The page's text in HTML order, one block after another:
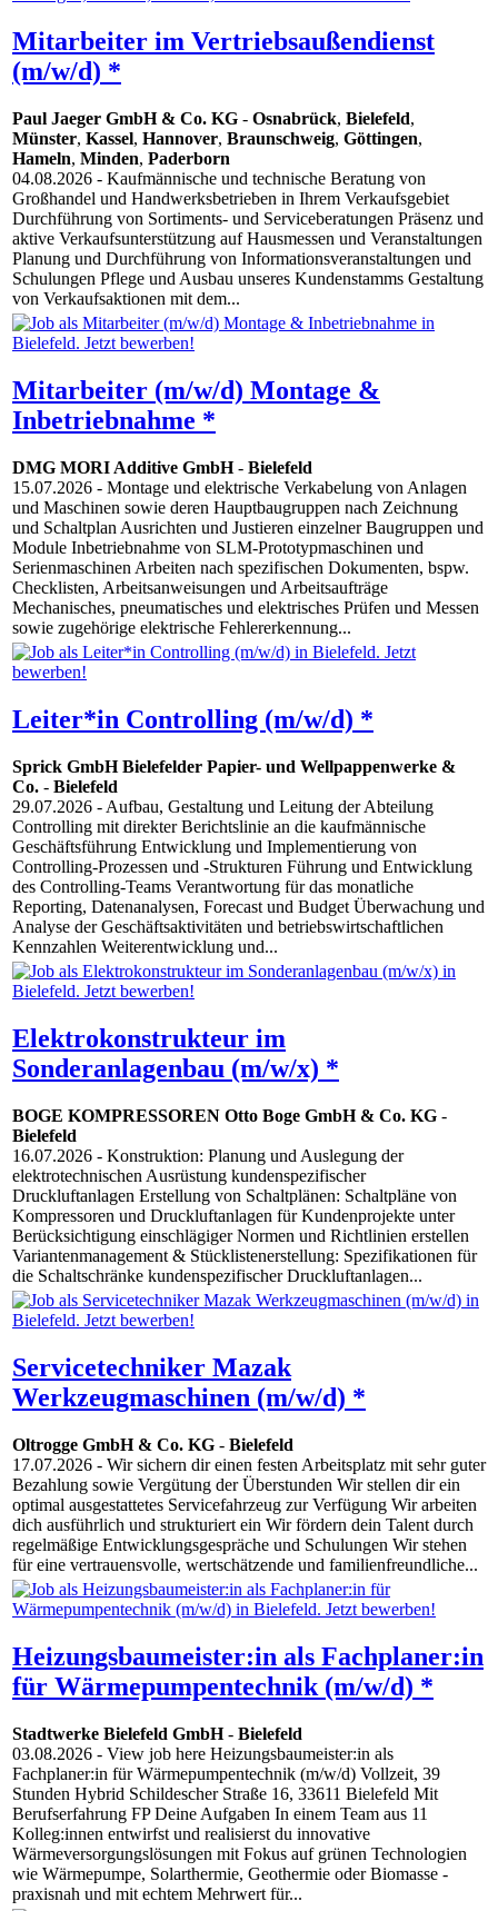
Mitarbeiter im Vertriebsaußendienst
(m/w/d) *
Paul Jaeger GmbH & Co. KG - Osnabrück, Bielefeld,
Münster, Kassel, Hannover, Braunschweig, Göttingen,
Hameln, Minden, Paderborn
04.08.2026 - Kaufmännische und technische Beratung von
Großhandel und Handwerksbetrieben in Ihrem Verkaufsgebiet
Durchführung von Sortiments- und Serviceberatungen Präsenz und
aktive Verkaufsunterstützung auf Hausmessen und Veranstaltungen
Planung und Durchführung von Informationsveranstaltungen und
Schulungen Pflege und Ausbau unseres Kundenstamms Gestaltung
von Verkaufsaktionen mit dem...
Mitarbeiter (m/w/d) Montage &
Inbetriebnahme *
DMG MORI Additive GmbH- Bielefeld
15.07.2026 - Montage und elektrische Verkabelung von Anlagen
und Maschinen sowie deren Hauptbaugruppen nach Zeichnung
und Schaltplan Ausrichten und Justieren einzelner Baugruppen und
Module Inbetriebnahme von SLM-Prototypmaschinen und
Serienmaschinen Arbeiten nach spezifischen Dokumenten, bspw.
Checklisten, Arbeitsanweisungen und Arbeitsaufträge
Mechanisches, pneumatisches und elektrisches Prüfen und Messen
sowie zugehörige elektrische Fehlererkennung...
Leiter*in Controlling (m/w/d) *
Sprick GmbH Bielefelder Papier- und Wellpappenwerke &
Co. - Bielefeld
29.07.2026 - Aufbau, Gestaltung und Leitung der Abteilung
Controlling mit direkter Berichtslinie an die kaufmännische
Geschäftsführung Entwicklung und Implementierung von
Controlling-Prozessen und -Strukturen Führung und Entwicklung
des Controlling-Teams Verantwortung für das monatliche
Reporting, Datenanalysen, Forecast und Budget Überwachung und
Analyse der Geschäftsaktivitäten und betriebswirtschaftlichen
Kennzahlen Weiterentwicklung und...
Elektrokonstrukteur im
Sonderanlagenbau (m/w/x) *
BOGE KOMPRESSOREN Otto Boge GmbH & Co. KG -
Bielefeld
16.07.2026 - Konstruktion: Planung und Auslegung der
elektrotechnischen Ausrüstung kundenspezifischer
Druckluftanlagen Erstellung von Schaltplänen: Schaltpläne von
Kompressoren und Druckluftanlagen für Kundenprojekte unter
Berücksichtigung einschlägiger Normen und Richtlinien erstellen
Variantenmanagement & Stücklistenerstellung: Spezifikationen für
die Schaltschränke kundenspezifischer Druckluftanlagen...
Servicetechniker Mazak
Werkzeugmaschinen (m/w/d) *
Oltrogge GmbH & Co. KG - Bielefeld
17.07.2026 - Wir sichern dir einen festen Arbeitsplatz mit sehr guter
Bezahlung sowie Vergütung der Überstunden Wir stellen dir ein
optimal ausgestattetes Servicefahrzeug zur Verfügung Wir arbeiten
dich ausführlich und strukturiert ein Wir fördern dein Talent durch
regelmäßige Entwicklungsgespräche und Schulungen Wir stehen
für eine vertrauensvolle, wertschätzende und familienfreundliche...
Heizungsbaumeister:in als Fachplaner:in
für Wärmepumpentechnik (m/w/d) *
Stadtwerke Bielefeld GmbH- Bielefeld
03.08.2026 - View job here Heizungsbaumeister:in als
Fachplaner:in für Wärmepumpentechnik (m/w/d) Vollzeit, 39
Stunden Hybrid Schildescher Straße 16, 33611 Bielefeld Mit
Berufserfahrung FP Deine Aufgaben In einem Team aus 11
Kolleg:innen entwirfst und realisierst du innovative
Wärmeversorgungslösungen mit Fokus auf grünen Technologien
wie Wärmepumpe, Solarthermie, Geothermie oder Biomasse -
praxisnah und mit echtem Mehrwert für...